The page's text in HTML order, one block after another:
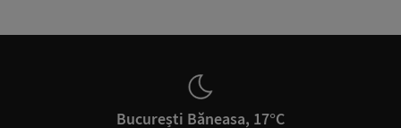
București Băneasa, 17°C